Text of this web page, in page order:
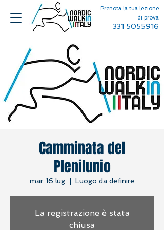
Prenota la tua lezione
di prova
331 5055916
Camminata del
Plenilunio
mar 16 lug Luogo da definire
La registrazione è stata
chiusa